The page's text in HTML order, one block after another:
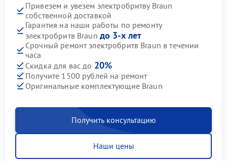
Привезем и увезем электробритву Braun
собственной доставкой
Гарантия на наши работы по ремонту
электробритв Braun до 3-х лет
Срочный ремонт электробритв Braun в течении
часа
Скидка для вас до 20%
Получите 1500 рублей на ремонт
Оригинальные комплектующие Braun
Получить консультацию
Наши цены